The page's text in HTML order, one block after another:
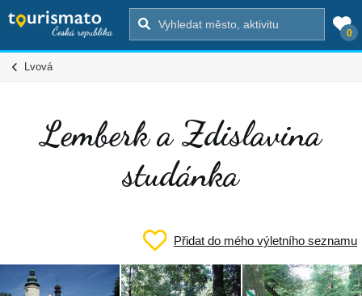
0
Lvová
Lemberk a Zdislavina
studánka
Přidat do mého výletního seznamu